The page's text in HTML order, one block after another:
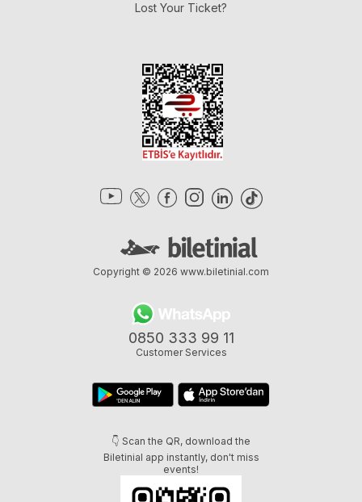
Lost Your Ticket?
0850 333 99 11
Customer Services
👇 Scan the QR, download the
Biletinial app instantly, don't miss
events!
Copyright © 2026 www.biletinial.com